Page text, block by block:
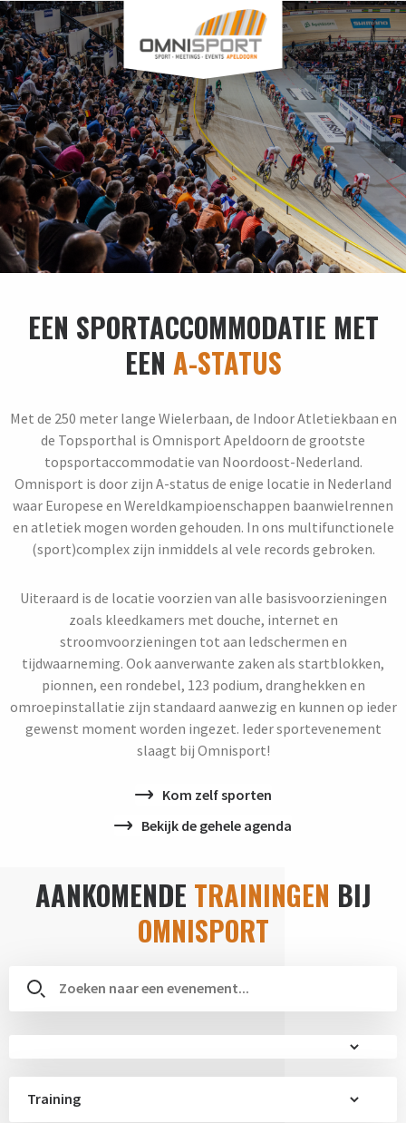
EEN SPORTACCOMMODATIE MET
EEN A-STATUS
Met de 250 meter lange Wielerbaan, de Indoor Atletiekbaan en
de Topsporthal is Omnisport Apeldoorn de grootste
topsportaccommodatie van Noordoost-Nederland.
Omnisport is door zijn A-status de enige locatie in Nederland
waar Europese en Wereldkampioenschappen baanwielrennen
en atletiek mogen worden gehouden. In ons multifunctionele
(sport)complex zijn inmiddels al vele records gebroken.
Uiteraard is de locatie voorzien van alle basisvoorzieningen
zoals kleedkamers met douche, internet en
stroomvoorzieningen tot aan ledschermen en
tijdwaarneming. Ook aanverwante zaken als startblokken,
pionnen, een rondebel, 123 podium, dranghekken en
omroepinstallatie zijn standaard aanwezig en kunnen op ieder
gewenst moment worden ingezet. Ieder sportevenement
slaagt bij Omnisport!
Kom zelf sporten
Bekijk de gehele agenda
AANKOMENDE TRAININGEN BIJ
OMNISPORT
Training